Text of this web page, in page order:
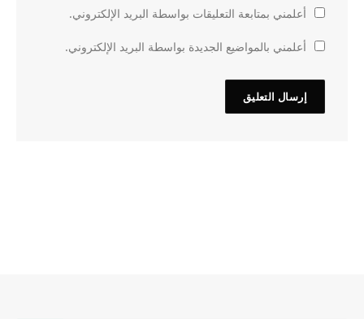
أعلمني بمتابعة التعليقات بواسطة البريد الإلكتروني.
أعلمني بالمواضيع الجديدة بواسطة البريد الإلكتروني.